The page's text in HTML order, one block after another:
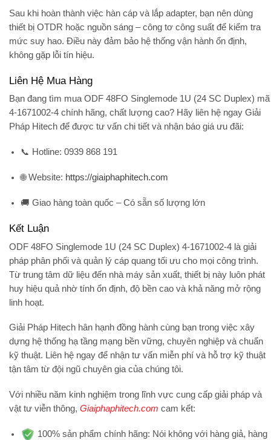
Sau khi hoàn thành việc hàn cáp và lắp adapter, bạn nên dùng
thiết bị OTDR hoặc nguồn sáng – công tơ công suất để kiểm tra
mức suy hao. Điều này đảm bảo hệ thống vận hành ổn định,
không gặp lỗi tín hiệu.
Liên Hệ Mua Hàng
Bạn đang tìm muaODF 48FO Singlemode 1U (24 SC Duplex) mã
4-1671002-4 chính hãng, chất lượng cao? Hãy liên hệ ngay Giải
Pháp Hitech để được tư vấn chi tiết và nhận báo giá ưu đãi:
📞 Hotline: 0939 868 191
🌐 Website: https://giaiphaphitech.com
🚚 Giao hàng toàn quốc – Có sẵn số lượng lớn
Kết Luận
ODF 48FO Singlemode 1U (24 SC Duplex) 4-1671002-4 là giải
pháp phân phối và quản lý cáp quang tối ưu cho mọi công trình.
Từ trung tâm dữ liệu đến nhà máy sản xuất, thiết bị này luôn phát
huy hiệu quả nhờ tính ổn định, độ bền cao và khả năng mở rộng
linh hoạt.
Giải Pháp Hitech hân hạnh đồng hành cùng bạn trong việc xây
dựng hệ thống hạ tầng mạng bền vững, chuyên nghiệp và chuẩn
kỹ thuật. Liên hệ ngay để nhận tư vấn miễn phí và hỗ trợ kỹ thuật
tận tâm từ đội ngũ chuyên gia của chúng tôi.
Với nhiều năm kinh nghiệm trong lĩnh vực cung cấp giải pháp và
vật tư viễn thông, Giaiphaphitech.com cam kết:
100% sản phẩm chính hãng: Nói không với hàng giả, hàng